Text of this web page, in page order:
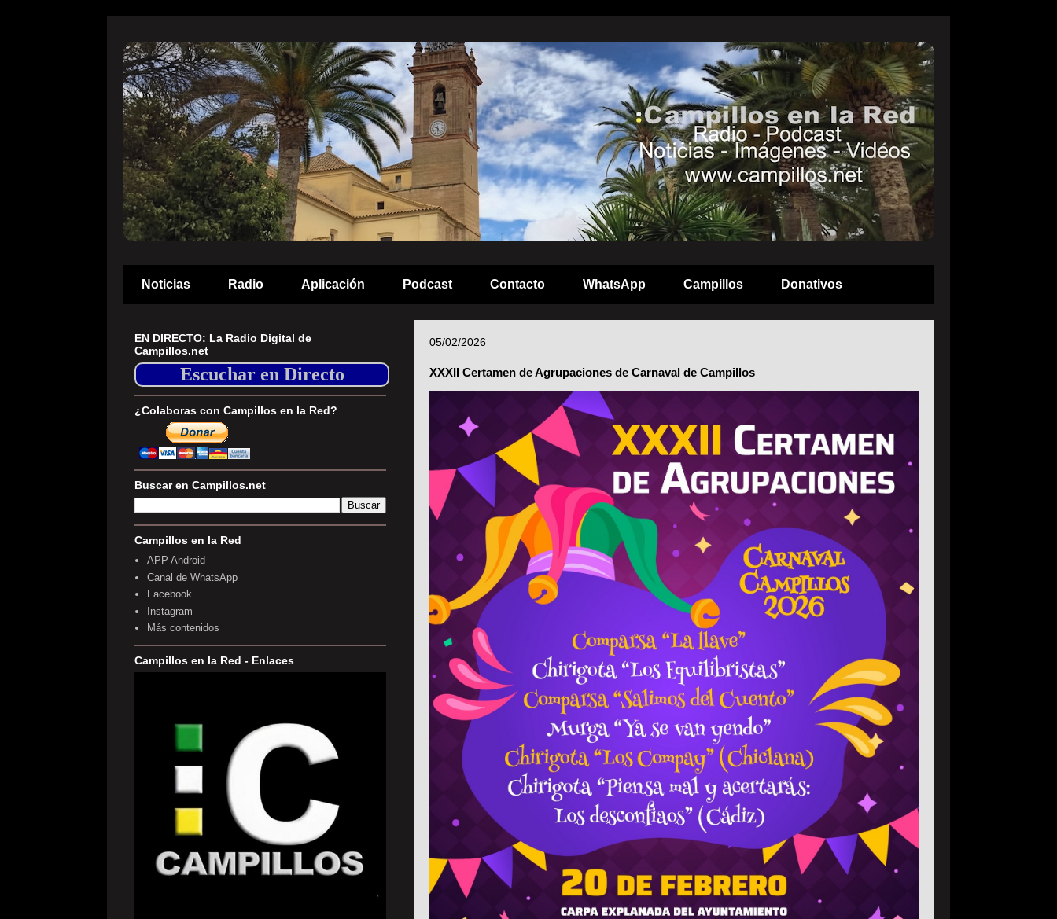
Noticias Radio Aplicación Podcast Contacto WhatsApp Campillos Donativos
05/02/2026
XXXII Certamen de Agrupaciones de Carnaval de Campillos
EN DIRECTO: La Radio Digital de
Campillos.net
Escuchar en Directo
¿Colaboras con Campillos en la Red?
Buscar en Campillos.net
Campillos en la Red
APP Android
Canal de WhatsApp
Facebook
Instagram
Más contenidos
Campillos en la Red - Enlaces